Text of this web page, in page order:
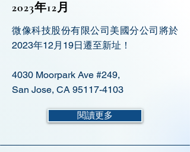
2023年12月
微像科技股份有限公司美國分公司將於
2023年12月19日遷至新址！
4030 Moorpark Ave #249,
San Jose, CA 95117-4103
閱讀更多